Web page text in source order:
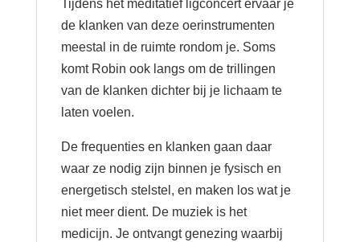
Tijdens het meditatief ligconcert ervaar je
de klanken van deze oerinstrumenten
meestal in de ruimte rondom je. Soms
komt Robin ook langs om de trillingen
van de klanken dichter bij je lichaam te
laten voelen.
De frequenties en klanken gaan daar
waar ze nodig zijn binnen je fysisch en
energetisch stelstel, en maken los wat je
niet meer dient. De muziek is het
medicijn. Je ontvangt genezing waarbij